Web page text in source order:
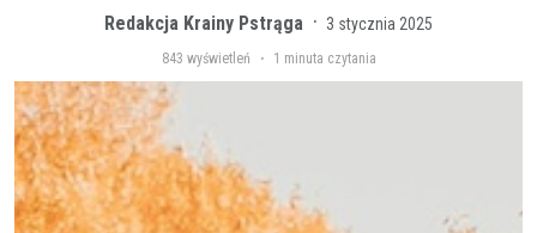
Redakcja Krainy Pstrąga · 3 stycznia 2025
843 wyświetleń · 1 minuta czytania